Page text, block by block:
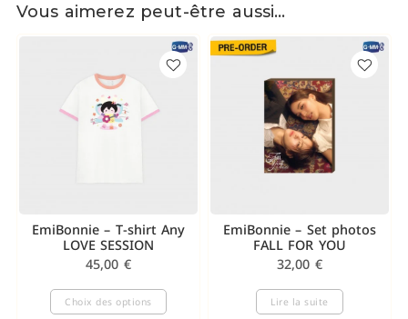
Vous aimerez peut-être aussi…
EmiBonnie – T-shirt Any
LOVE SESSION
45,00 €
Choix des options
EmiBonnie – Set photos
FALL FOR YOU
32,00 €
Lire la suite